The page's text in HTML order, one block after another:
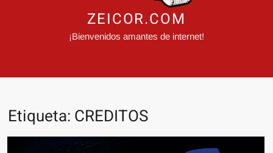
ZEICOR.COM
¡Bienvenidos amantes de internet!
Etiqueta: CREDITOS